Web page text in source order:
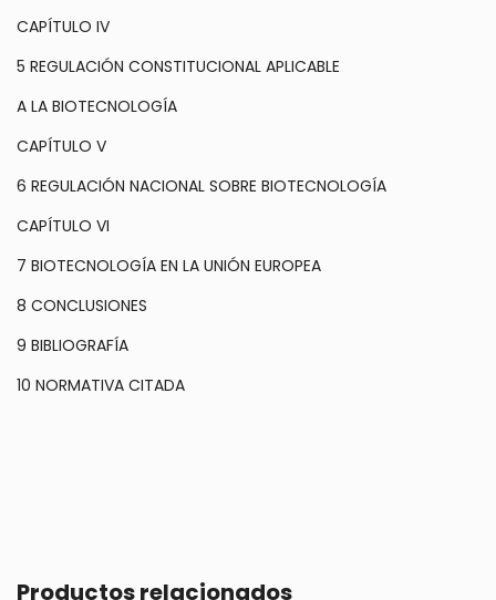
CAPÍTULO IV
5 REGULACIÓN CONSTITUCIONAL APLICABLE
A LA BIOTECNOLOGÍA
CAPÍTULO V
6 REGULACIÓN NACIONAL SOBRE BIOTECNOLOGÍA
CAPÍTULO VI
7 BIOTECNOLOGÍA EN LA UNIÓN EUROPEA
8 CONCLUSIONES
9 BIBLIOGRAFÍA
10 NORMATIVA CITADA
Productos relacionados